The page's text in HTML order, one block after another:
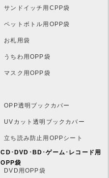
サンドイッチ用CPP袋
ペットボトル用OPP袋
お札用袋
うちわ用OPP袋
マスク用OPP袋
OPP透明ブックカバー
UVカット透明ブックカバー
立ち読み防止用OPPシート
CD･DVD･BD･ゲーム･レコード用
OPP袋
DVD用OPP袋